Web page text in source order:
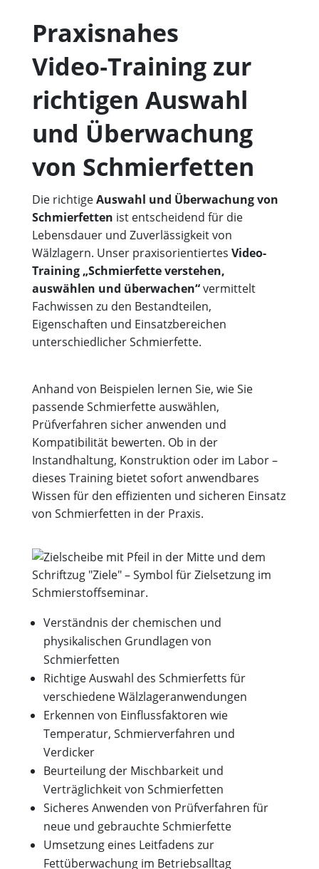
Praxisnahes
Video‑Training zur
richtigen Auswahl
und Überwachung
von Schmierfetten
Die richtigeAuswahl und Überwachung von
Schmierfetten ist entscheidend für die
Lebensdauer und Zuverlässigkeit von
Wälzlagern. Unser praxisorientiertes Video-
Training „Schmierfette verstehen,
auswählen und überwachen“vermittelt
Fachwissen zu den Bestandteilen,
Eigenschaften und Einsatzbereichen
unterschiedlicher Schmierfette.
Anhand von Beispielen lernen Sie, wie Sie
passende Schmierfette auswählen,
Prüfverfahren sicher anwenden und
Kompatibilität bewerten. Ob in der
Instandhaltung, Konstruktion oder im Labor –
dieses Training bietet sofort anwendbares
Wissen für den effizienten und sicheren Einsatz
von Schmierfetten in der Praxis.
Verständnis der chemischen und
physikalischen Grundlagen von
Schmierfetten
Richtige Auswahl des Schmierfetts für
verschiedene Wälzlageranwendungen
Erkennen von Einflussfaktoren wie
Temperatur, Schmierverfahren und
Verdicker
Beurteilung der Mischbarkeit und
Verträglichkeit von Schmierfetten
Sicheres Anwenden von Prüfverfahren für
neue und gebrauchte Schmierfette
Umsetzung eines Leitfadens zur
Fettüberwachung im Betriebsalltag